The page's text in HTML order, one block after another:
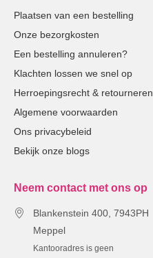
Plaatsen van een bestelling
Onze bezorgkosten
Een bestelling annuleren?
Klachten lossen we snel op
Herroepingsrecht & retourneren
Algemene voorwaarden
Ons privacybeleid
Bekijk onze blogs
Neem contact met ons op
Blankenstein 400, 7943PH
Meppel
Kantooradres is geen